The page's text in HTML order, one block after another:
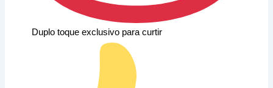
Duplo toque exclusivo para curtir